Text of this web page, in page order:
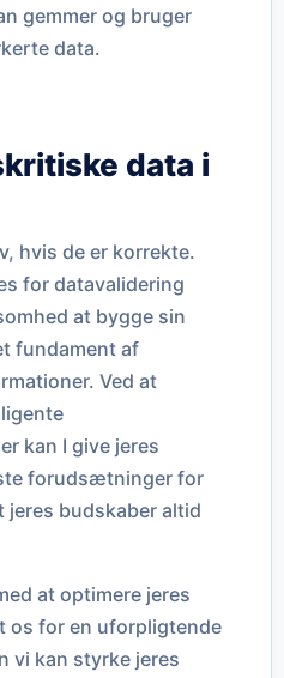
gemmer og bruger
data.
data i
hvis de er korrekte.
for datavalidering
at bygge sin
fundament af
Ved at
kan I give jeres
forudsætninger for
jeres budskaber altid
at optimere jeres
os for en uforpligtende
vi kan styrke jeres